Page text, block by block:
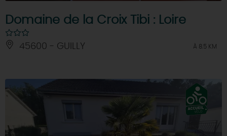
Domaine de la Croix Tibi : Loire
45600 - GUILLY À 8.5 KM